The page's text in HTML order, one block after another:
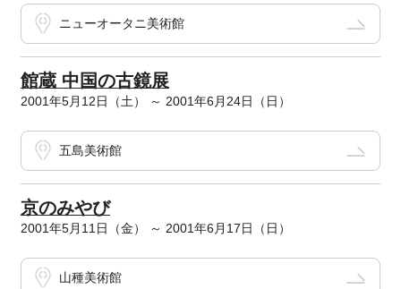
ニューオータニ美術館
館蔵 中国の古鏡展
2001年5月12日（土） ～ 2001年6月24日（日）
五島美術館
京のみやび
2001年5月11日（金） ～ 2001年6月17日（日）
山種美術館